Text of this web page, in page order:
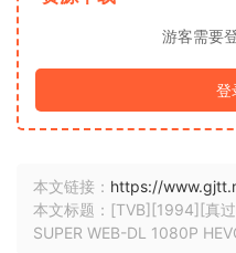
游客需要
登
本文链接： https://
本文标题：[TVB][1994][真
SUPER WEB-DL 1080P